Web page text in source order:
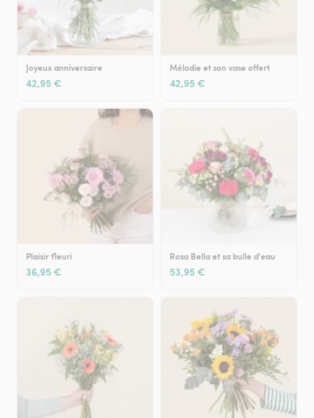
Joyeux anniversaire
42,95 €
Mélodie et son vase offert
42,95 €
Plaisir fleuri
36,95 €
Rosa Bella et sa bulle d'eau
53,95 €